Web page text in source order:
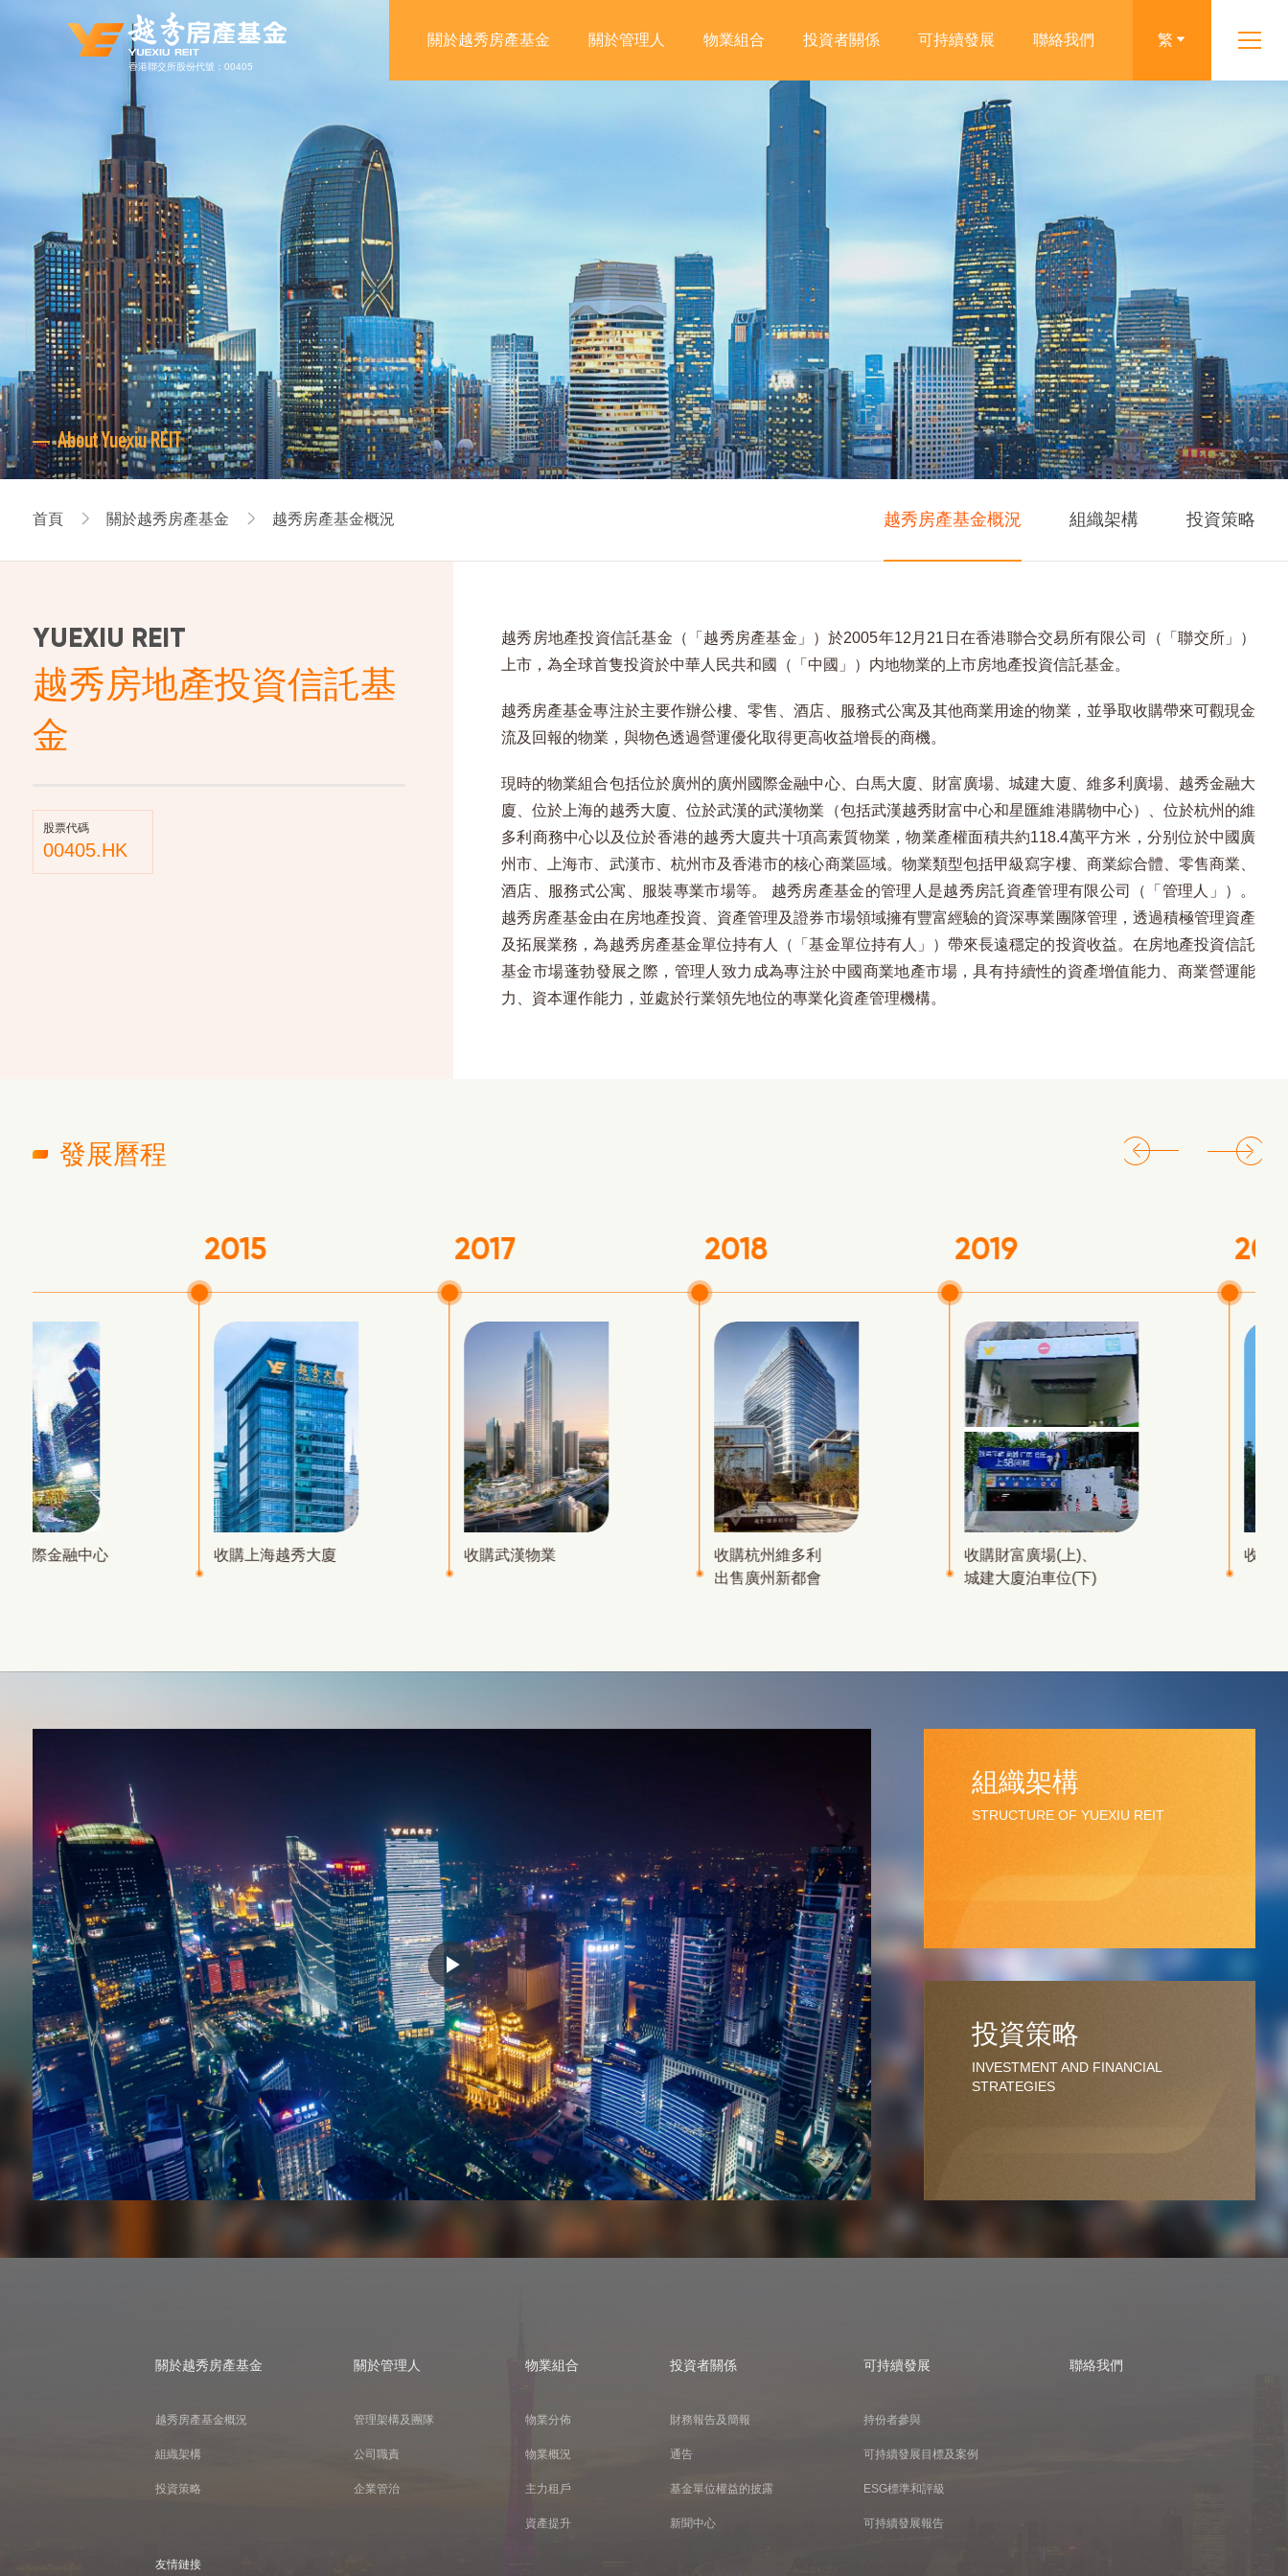
香港聯交所股份代號：00405
關於越秀房產基金 關於管理人 物業組合 投資者關係 可持續發展 聯絡我們 繁
About Yuexiu REIT
首頁 關於越秀房產基金 越秀房產基金概況 越秀房產基金概況 組織架構 投資策略
YUEXIU REIT
越秀房地產投資信託基
金
股票代碼
00405.HK
越秀房地產投資信託基金（「越秀房產基金」）於2005年12月21日在香港聯合交易所有限公司（「聯交所」）
上市，為全球首隻投資於中華人民共和國（「中國」）内地物業的上市房地產投資信託基金。
越秀房產基金專注於主要作辦公樓、零售、酒店、服務式公寓及其他商業用途的物業，並爭取收購帶來可觀現金
流及回報的物業，與物色透過營運優化取得更高收益增長的商機。
現時的物業組合包括位於廣州的廣州國際金融中心、白馬大廈、財富廣場、城建大廈、維多利廣場、越秀金融大
廈、位於上海的越秀大廈、位於武漢的武漢物業（包括武漢越秀財富中心和星匯維港購物中心）、位於杭州的維
多利商務中心以及位於香港的越秀大廈共十項高素質物業，物業產權面積共約118.4萬平方米，分别位於中國廣
州市、上海市、武漢市、杭州市及香港市的核心商業區域。物業類型包括甲級寫字樓、商業綜合體、零售商業、
酒店、服務式公寓、服裝專業市場等。 越秀房產基金的管理人是越秀房託資產管理有限公司（「管理人」）。
越秀房產基金由在房地產投資、資產管理及證券市場領域擁有豐富經驗的資深專業團隊管理，透過積極管理資產
及拓展業務，為越秀房產基金單位持有人（「基金單位持有人」）帶來長遠穩定的投資收益。在房地產投資信託
基金市場蓬勃發展之際，管理人致力成為專注於中國商業地產市場，具有持續性的資產增值能力、商業營運能
力、資本運作能力，並處於行業領先地位的專業化資產管理機構。
發展曆程
國際金融中心
2015
收購上海越秀大廈
2017
收購武漢物業
2018
收購杭州維多利
出售廣州新都會
2019
收購財富廣場(上)、
城建大廈泊車位(下)
收購
Play
Video
組織架構
STRUCTURE OF YUEXIU REIT
投資策略
INVESTMENT AND FINANCIAL
STRATEGIES
關於越秀房產基金
越秀房產基金概況
組織架構
投資策略
關於管理人
管理架構及團隊
公司職責
企業管治
物業組合
物業分佈
物業概況
主力租戶
資產提升
投資者關係
財務報告及簡報
通告
基金單位權益的披露
新聞中心
可持續發展
持份者參與
可持續發展目標及案例
ESG標準和評級
可持續發展報告
聯絡我們
友情鏈接